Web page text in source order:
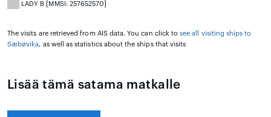
LADY B [MMSI: 257652570]
The visits are retrieved from AIS data. You can click tosee all visiting ships to
Sæbøvika, as well as statistics about the ships that visits
Lisää tämä satama matkalle